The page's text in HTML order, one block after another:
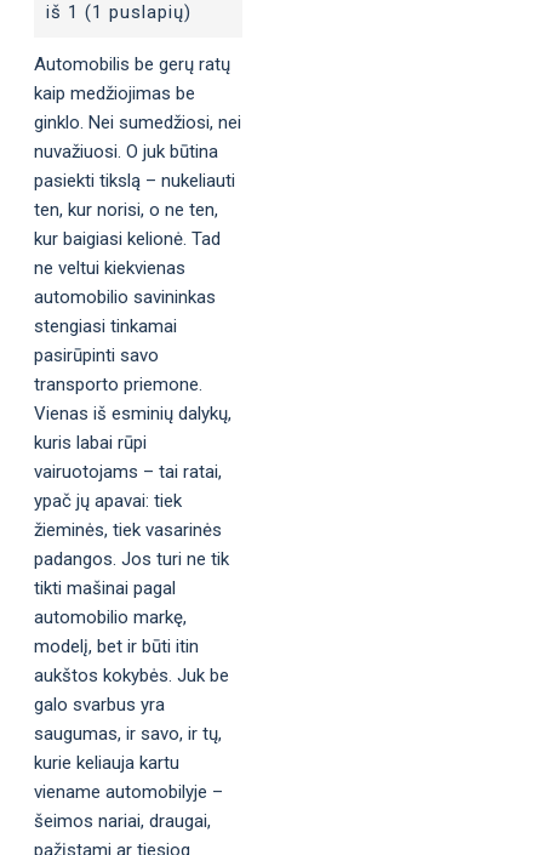
iš 1 (1 puslapių)
Automobilis be gerų ratų
kaip medžiojimas be
ginklo. Nei sumedžiosi, nei
nuvažiuosi. O juk būtina
pasiekti tikslą – nukeliauti
ten, kur norisi, o ne ten,
kur baigiasi kelionė. Tad
ne veltui kiekvienas
automobilio savininkas
stengiasi tinkamai
pasirūpinti savo
transporto priemone.
Vienas iš esminių dalykų,
kuris labai rūpi
vairuotojams – tai ratai,
ypač jų apavai: tiek
žieminės, tiek vasarinės
padangos. Jos turi ne tik
tikti mašinai pagal
automobilio markę,
modelį, bet ir būti itin
aukštos kokybės. Juk be
galo svarbus yra
saugumas, ir savo, ir tų,
kurie keliauja kartu
viename automobilyje –
šeimos nariai, draugai,
pažįstami ar tiesiog